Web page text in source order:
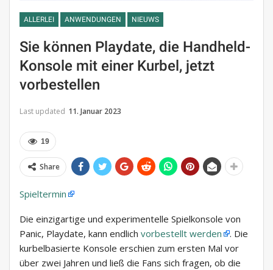
ALLERLEI ANWENDUNGEN NIEUWS
Sie können Playdate, die Handheld-
Konsole mit einer Kurbel, jetzt
vorbestellen
Last updated 11. Januar 2023
19
Share
Spieltermin
Die einzigartige und experimentelle Spielkonsole von
Panic, Playdate, kann endlich vorbestellt werden
. Die
kurbelbasierte Konsole erschien zum ersten Mal vor
über zwei Jahren und ließ die Fans sich fragen, ob die